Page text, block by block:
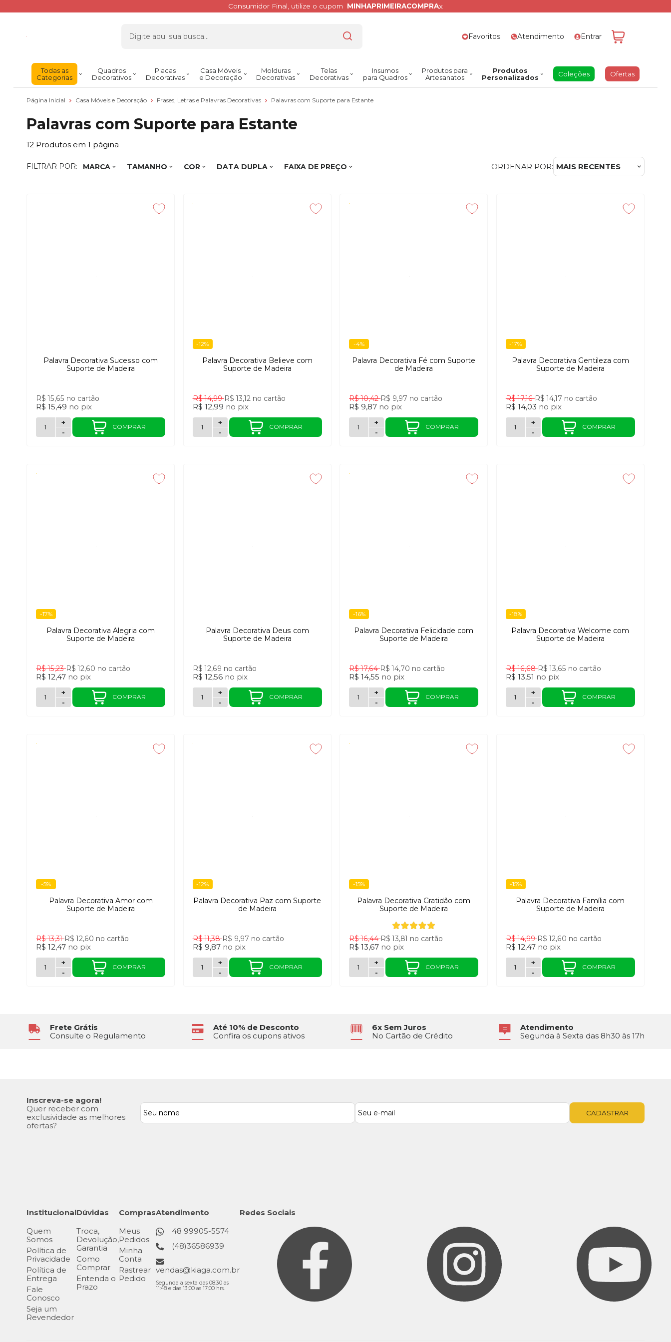
Consumidor Final, utilize o cupom MINHAPRIMEIRACOMPRAx
Favoritos Atendimento Entrar
Todas as
Categorias
Quadros
Decorativos
Placas
Decorativas
Casa Móveis
e Decoração
Molduras
Decorativas
Telas
Decorativas
Insumos
para Quadros
Produtos para
Artesanatos
Produtos
Personalizados
Coleções Ofertas
Página Inicial Casa Móveis e Decoração Frases, Letras e Palavras Decorativas Palavras com Suporte para Estante
Palavras com Suporte para Estante
12 Produtos em 1 página
FILTRAR POR: MARCA TAMANHO COR DATA DUPLA FAIXA DE PREÇO ORDENAR POR: MAIS RECENTES
Palavra Decorativa Sucesso com
Suporte de Madeira
R$ 15,65 no cartão
R$ 15,49 no pix
-
+
COMPRAR
-12%
Palavra Decorativa Believe com
Suporte de Madeira
R$ 14,99R$ 13,12 no cartão
R$ 12,99 no pix
-
+
COMPRAR
-4%
Palavra Decorativa Fé com Suporte
de Madeira
R$ 10,42R$ 9,97 no cartão
R$ 9,87 no pix
-
+
COMPRAR
-17%
Palavra Decorativa Gentileza com
Suporte de Madeira
R$ 17,16R$ 14,17 no cartão
R$ 14,03 no pix
-
+
COMPRAR
-17%
Palavra Decorativa Alegria com
Suporte de Madeira
R$ 15,23R$ 12,60 no cartão
R$ 12,47 no pix
-
+
COMPRAR
Palavra Decorativa Deus com
Suporte de Madeira
R$ 12,69 no cartão
R$ 12,56 no pix
-
+
COMPRAR
-16%
Palavra Decorativa Felicidade com
Suporte de Madeira
R$ 17,64R$ 14,70 no cartão
R$ 14,55 no pix
-
+
COMPRAR
-18%
Palavra Decorativa Welcome com
Suporte de Madeira
R$ 16,68R$ 13,65 no cartão
R$ 13,51 no pix
-
+
COMPRAR
-5%
Palavra Decorativa Amor com
Suporte de Madeira
R$ 13,31R$ 12,60 no cartão
R$ 12,47 no pix
-
+
COMPRAR
-12%
Palavra Decorativa Paz com Suporte
de Madeira
R$ 11,38R$ 9,97 no cartão
R$ 9,87 no pix
-
+
COMPRAR
-15%
Palavra Decorativa Gratidão com
Suporte de Madeira
R$ 16,44R$ 13,81 no cartão
R$ 13,67 no pix
-
+
COMPRAR
-15%
Palavra Decorativa Família com
Suporte de Madeira
R$ 14,99R$ 12,60 no cartão
R$ 12,47 no pix
-
+
COMPRAR
Frete Grátis
Consulte o Regulamento
Até 10% de Desconto
Confira os cupons ativos
6x Sem Juros
No Cartão de Crédito
Atendimento
Segunda à Sexta das 8h30 às 17h
Inscreva-se agora!
Quer receber com
exclusividade as melhores
ofertas?
CADASTRAR
Institucional
Quem
Somos
Política de
Privacidade
Política de
Entrega
Fale
Conosco
Seja um
Revendedor
Dúvidas
Troca,
Devolução,
Garantia
Como
Comprar
Entenda o
Prazo
Compras
Meus
Pedidos
Minha
Conta
Rastrear
Pedido
Atendimento
48 99905-5574
(48)36586939
vendas@kiaga.com.br
Segunda a sexta das 08:30 as
11:48 e das 13:00 as 17:00 hrs.
Redes Sociais